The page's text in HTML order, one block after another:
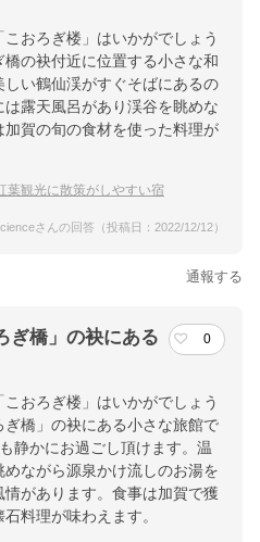
おろぎ楼」はいかがでしょう
の袂付近に位置する小さな和
い鶴仙渓がすぐそばにあるの
露天風呂があり渓谷を眺めな
賀の旬の食材を使った料理が
葉観光に散策がしやすい宿
さんの回答（投稿日：2022/12/12）
通報する
ぎ橋」の袂にある
0
おろぎ楼」はいかがでしょう
橋」の袂にある小さな旅館で
静かにお過ごし頂けます。温
ながら源泉かけ流しのお湯を
があります。食事は加賀で獲
料理が味わえます。